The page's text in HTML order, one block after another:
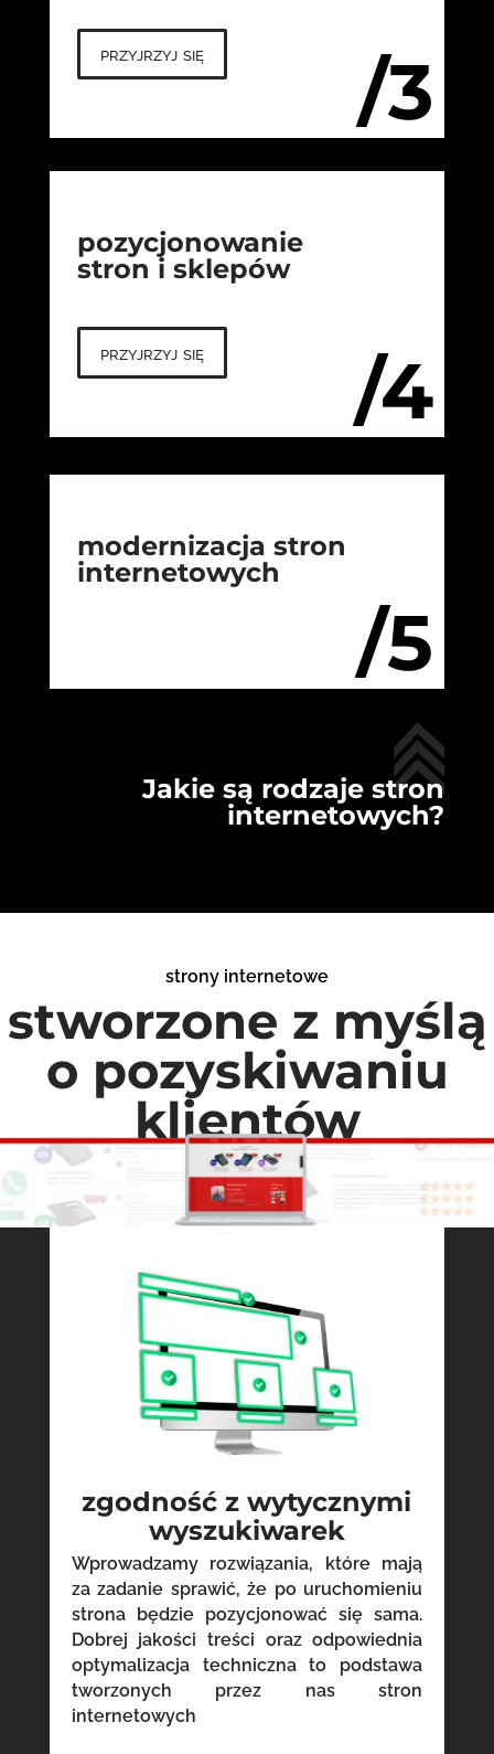
/3
przyjrzyj się
/4
pozycjonowanie
stron i sklepów
przyjrzyj się
/5
modernizacja stron
internetowych
Jakie są rodzaje stron
internetowych?
strony internetowe
stworzone z myślą
o pozyskiwaniu
klientów
zgodność z wytycznymi
wyszukiwarek
Wprowadzamy rozwiązania, które mają
za zadanie sprawić, że po uruchomieniu
strona będzie pozycjonować się sama.
Dobrej jakości treści oraz odpowiednia
optymalizacja techniczna to podstawa
tworzonych przez nas stron
internetowych